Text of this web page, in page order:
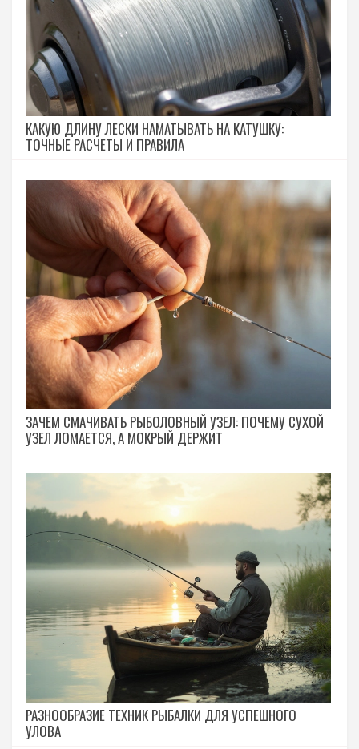
КАКУЮ ДЛИНУ ЛЕСКИ НАМАТЫВАТЬ НА КАТУШКУ:
ТОЧНЫЕ РАСЧЕТЫ И ПРАВИЛА
ЗАЧЕМ СМАЧИВАТЬ РЫБОЛОВНЫЙ УЗЕЛ: ПОЧЕМУ СУХОЙ
УЗЕЛ ЛОМАЕТСЯ, А МОКРЫЙ ДЕРЖИТ
РАЗНООБРАЗИЕ ТЕХНИК РЫБАЛКИ ДЛЯ УСПЕШНОГО
УЛОВА